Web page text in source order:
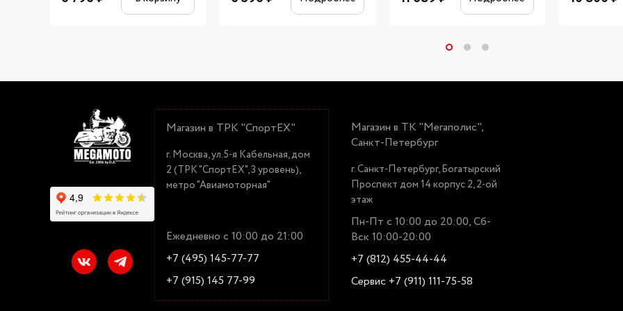
Магазин в ТРК "СпортЕХ"
г. Москва, ул.5-я Кабельная, дом
2 (ТРК "СпортЕХ", 3 уровень),
метро "Авиамоторная"
Ежедневно с 10:00 до 21:00
+7 (495) 145-77-77
+7 (915) 145 77-99
Магазин в ТК "Мегаполис",
Санкт-Петербург
г. Санкт-Петербург, Богатырский
Проспект дом 14 корпус 2, 2-ой
этаж
Пн-Пт с 10:00 до 20:00, Сб-
Вск 10:00-20:00
+7 (812) 455-44-44
Сервис +7 (911) 111-75-58